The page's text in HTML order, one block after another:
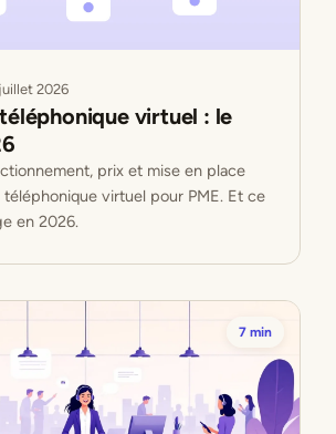
2026
virtuel : le
prix et mise en place
virtuel pour PME. Et ce
en 2026.
7 min